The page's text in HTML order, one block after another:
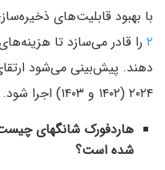
با بهبود قابلیت‌های
۲ را قادر می‌سازد تا
۲۰۲۴ (۱۴۰۲ و ۱۴۰۳) اجرا شود.
هاردفورک شانگهای
شده است؟